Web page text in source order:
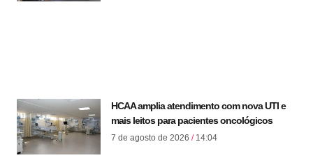
HCAA amplia atendimento com nova UTI e
mais leitos para pacientes oncológicos
7 de agosto de 2026 14:04